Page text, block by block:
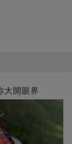
大開眼界